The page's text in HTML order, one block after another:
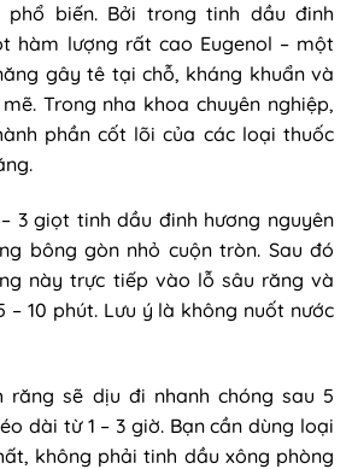
phổ biến. Bởi trong tinh dầu đinh
hàm lượng rất cao Eugenol – một
gây tê tại chỗ, kháng khuẩn và
Trong nha khoa chuyên nghiệp,
phần cốt lõi của các loại thuốc
3 giọt tinh dầu đinh hương nguyên
bông gòn nhỏ cuộn tròn. Sau đó
này trực tiếp vào lỗ sâu răng và
– 10 phút. Lưu ý là không nuốt nước
răng sẽ dịu đi nhanh chóng sau 5
dài từ 1 – 3 giờ. Bạn cần dùng loại
không phải tinh dầu xông phòng